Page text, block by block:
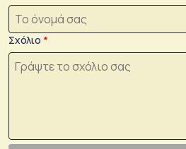
Σχόλιο